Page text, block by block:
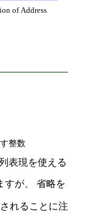
of Address
整数
表現を使える
すが、 省略を
れることに注